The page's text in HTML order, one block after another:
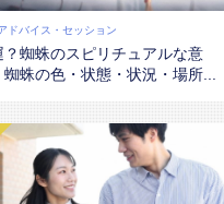
ドバイス・セッション
？蜘蛛のスピリチュアルな意
蜘蛛の色・状態・状況・場所...